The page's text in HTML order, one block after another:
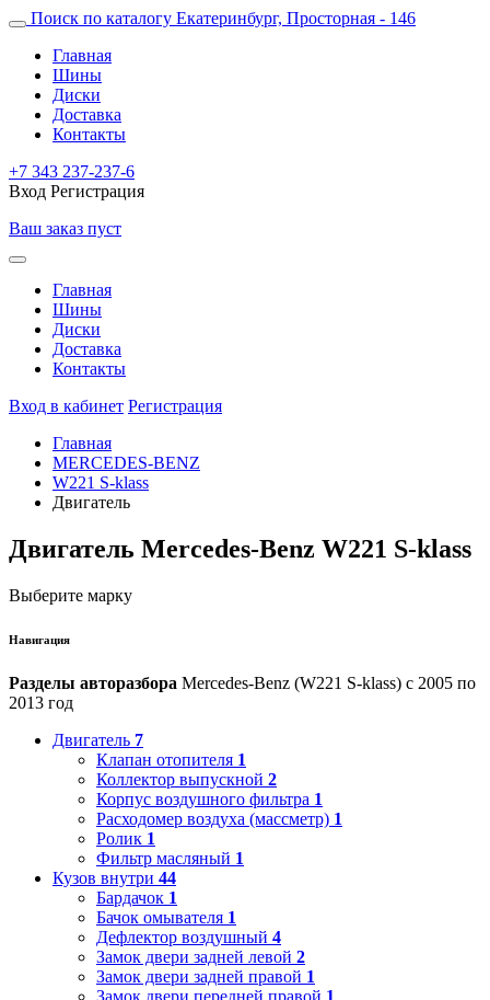
Поиск по каталогу Екатеринбург, Просторная - 146
Главная
Шины
Диски
Доставка
Контакты
+7 343 237-237-6
Вход Регистрация
Ваш заказ пуст
Главная
Шины
Диски
Доставка
Контакты
Вход в кабинет Регистрация
Главная
MERCEDES-BENZ
W221 S-klass
Двигатель
Двигатель Mercedes-Benz W221 S-klass
Выберите марку
Навигация
Разделы авторазбора Mercedes-Benz (W221 S-klass) с 2005 по
2013 год
Двигатель 7
Клапан отопителя 1
Коллектор выпускной 2
Корпус воздушного фильтра 1
Расходомер воздуха (массметр) 1
Ролик 1
Фильтр масляный 1
Кузов внутри 44
Бардачок 1
Бачок омывателя 1
Дефлектор воздушный 4
Замок двери задней левой 2
Замок двери задней правой 1
Замок двери передней правой 1